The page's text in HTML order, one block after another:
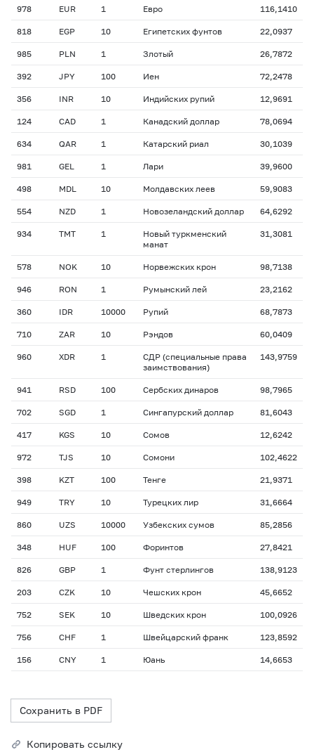
978 EUR 1 Евро 116,1410
818 EGP 10 Египетских фунтов 22,0937
985 PLN 1 Злотый 26,7872
392 JPY 100 Иен 72,2478
356 INR 10 Индийских рупий 12,9691
124 CAD 1 Канадский доллар 78,0694
634 QAR 1 Катарский риал 30,1039
981 GEL 1 Лари 39,9600
498 MDL 10 Молдавских леев 59,9083
554 NZD 1 Новозеландский доллар 64,6292
934 TMT 1
Новый туркменский
манат
31,3081
578 NOK 10 Норвежских крон 98,7138
946 RON 1 Румынский лей 23,2162
360 IDR 10000 Рупий 68,7873
710 ZAR 10 Рэндов 60,0409
960 XDR 1
СДР (специальные права
заимствования)
143,9759
941 RSD 100 Сербских динаров 98,7965
702 SGD 1 Сингапурский доллар 81,6043
417 KGS 10 Сомов 12,6242
972 TJS 10 Сомони 102,4622
398 KZT 100 Тенге 21,9371
949 TRY 10 Турецких лир 31,6664
860 UZS 10000 Узбекских сумов 85,2856
348 HUF 100 Форинтов 27,8421
826 GBP 1 Фунт стерлингов 138,9123
203 CZK 10 Чешских крон 45,6652
752 SEK 10 Шведских крон 100,0926
756 CHF 1 Швейцарский франк 123,8592
156 CNY 1 Юань 14,6653
Сохранить в PDF
Копировать ссылку